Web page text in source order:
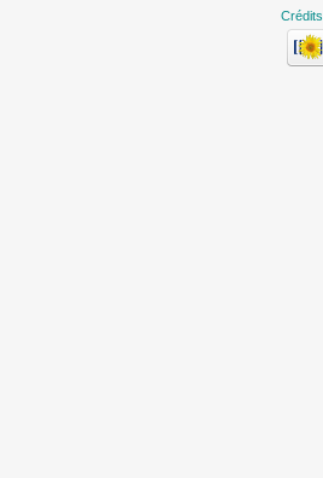
Crédits